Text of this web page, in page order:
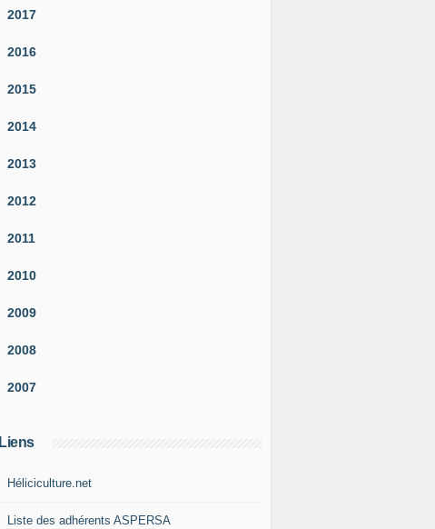
2017
2016
2015
2014
2013
2012
2011
2010
2009
2008
2007
Liens
Héliciculture.net
Liste des adhérents ASPERSA